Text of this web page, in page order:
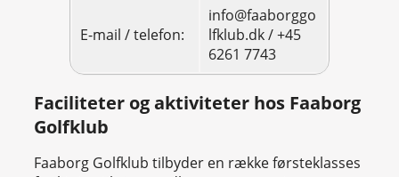
E-mail / telefon:
info@faaborggo
lfklub.dk / +45
6261 7743
Faciliteter og aktiviteter hos Faaborg
Golfklub
Faaborg Golfklub tilbyder en række førsteklasses